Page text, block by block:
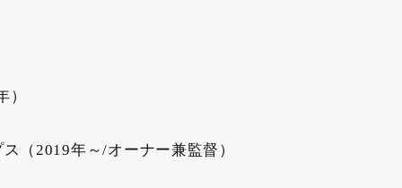
（2019年～/オーナー兼監督）